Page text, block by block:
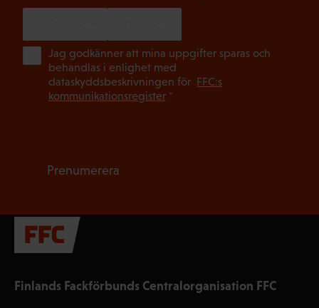
Finlands Fackförbunds Centralorganisation FFC
Jag godkänner att mina uppgifter sparas och
behandlas i enlighet med
dataskyddsbeskrivningen för FFC:s
kommunikationsregister*
Prenumerera